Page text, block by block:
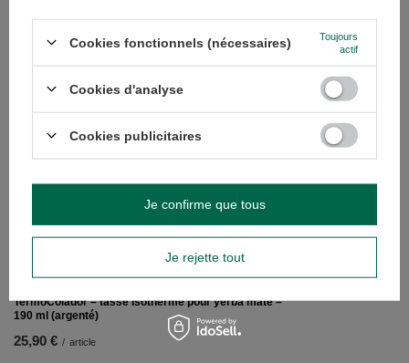
VOIR AUSSI
TermoColador – tasse isotherme pour yerba maté –
190 ml (argenté)
25,90 € / article
thermos et bombilla
24,99 € / article
Cookies fonctionnels (nécessaires)
Toujours
actif
Cookies d'analyse
Cookies publicitaires
Je rejette tout
Je confirme que tous